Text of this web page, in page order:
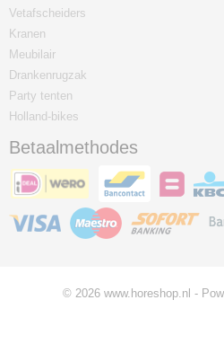
Vetafscheiders
Kranen
Meubilair
Drankenrugzak
Party tenten
Holland-bikes
Betaalmethodes
© 2026 www.horeshop.nl -